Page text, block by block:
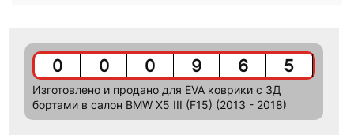
0 0 0 9 6 5
Изготовлено и продано для EVA коврики c 3Д
бортами в салон BMW X5 III (F15) (2013 - 2018)